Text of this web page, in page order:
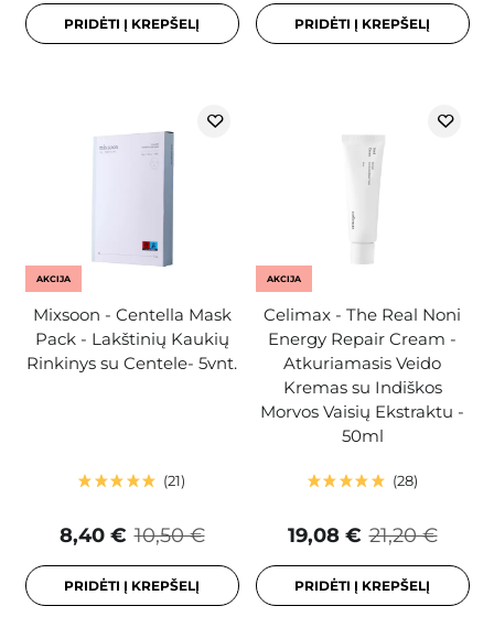
PRIDĖTI Į KREPŠELĮ PRIDĖTI Į KREPŠELĮ
AKCIJA
Mixsoon - Centella Mask
Pack - Lakštinių Kaukių
Rinkinys su Centele- 5vnt.
21
10,50 €
8,40 €
PRIDĖTI Į KREPŠELĮ
AKCIJA
Celimax - The Real Noni
Energy Repair Cream -
Atkuriamasis Veido
Kremas su Indiškos
Morvos Vaisių Ekstraktu -
50ml
28
21,20 €
19,08 €
PRIDĖTI Į KREPŠELĮ